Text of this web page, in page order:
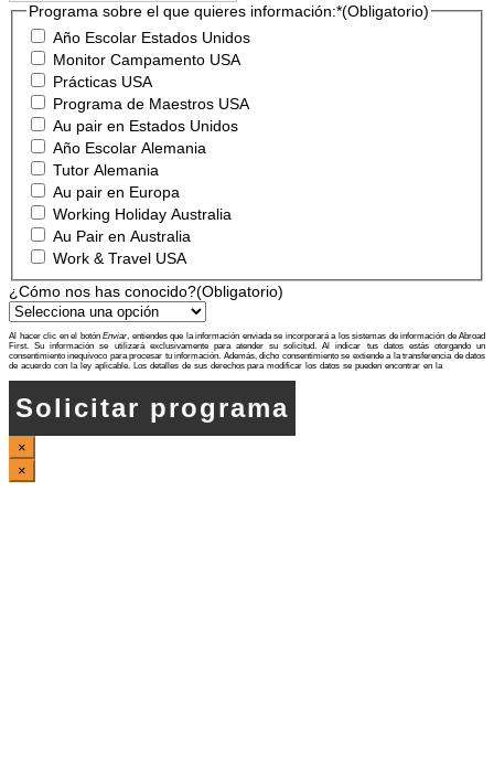
Programa sobre el que quieres información:*(Obligatorio)
Año Escolar Estados Unidos
Monitor Campamento USA
Prácticas USA
Programa de Maestros USA
Au pair en Estados Unidos
Año Escolar Alemania
Tutor Alemania
Au pair en Europa
Working Holiday Australia
Au Pair en Australia
Work & Travel USA
¿Cómo nos has conocido?(Obligatorio)
Al hacer clic en el botón Enviar, entiendes que la información enviada se incorporará a los sistemas de información de Abroad
First. Su información se utilizará exclusivamente para atender su solicitud. Al indicar tus datos estás otorgando un
consentimiento inequívoco para procesar tu información. Además, dicho consentimiento se extiende a la transferencia de datos
de acuerdo con la ley aplicable. Los detalles de sus derechos para modificar los datos se pueden encontrar en la
Solicitar programa
×
×